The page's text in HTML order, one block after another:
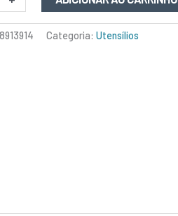
Categoria: Utensílios